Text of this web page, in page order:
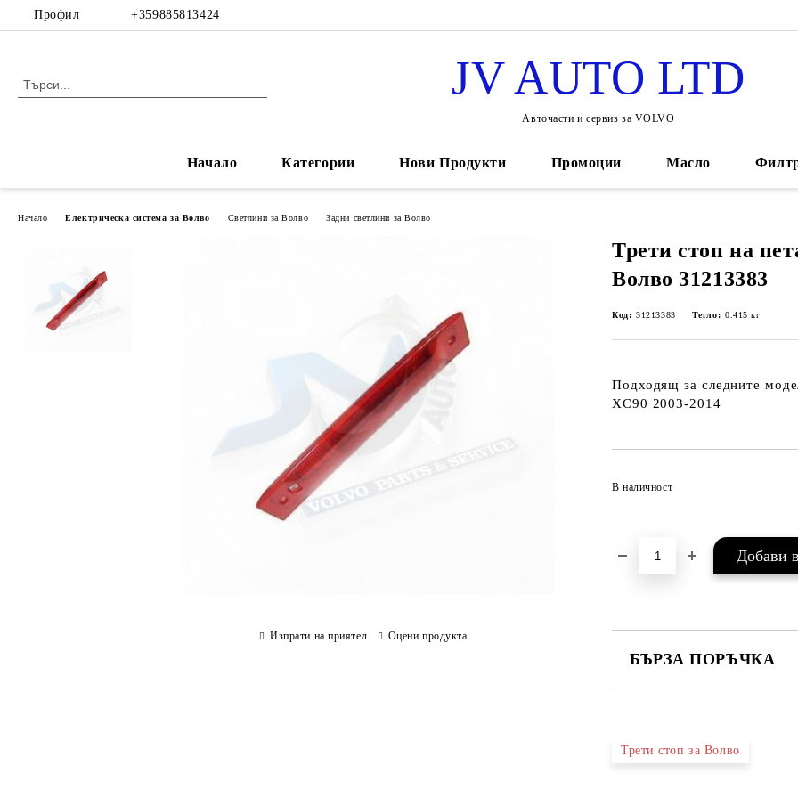
Профил +359885813424
JV AUTO LTD
Авточасти и сервиз за VOLVO
Начало Категории Нови Продукти Промоции Масло
Начало Електрическа система за Волво Светлини за Волво Задни светлини за Волво
Трети стоп на
Волво 31213383
Код: 31213383 Тегло: 0.415 кг
Подходящ за следните
XC90 2003-2014
В наличност
БЪРЗА ПОРЪЧКА
Съгласен съм с
Трети стоп за Волво
Изпрати на приятел Оцени продукта